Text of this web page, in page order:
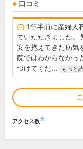
口コミ
1年半前に産婦人
ていただきました。
安を抱えてきた病気
院ではわからなかっ
つけてくだ...
もっと
アクセス数※